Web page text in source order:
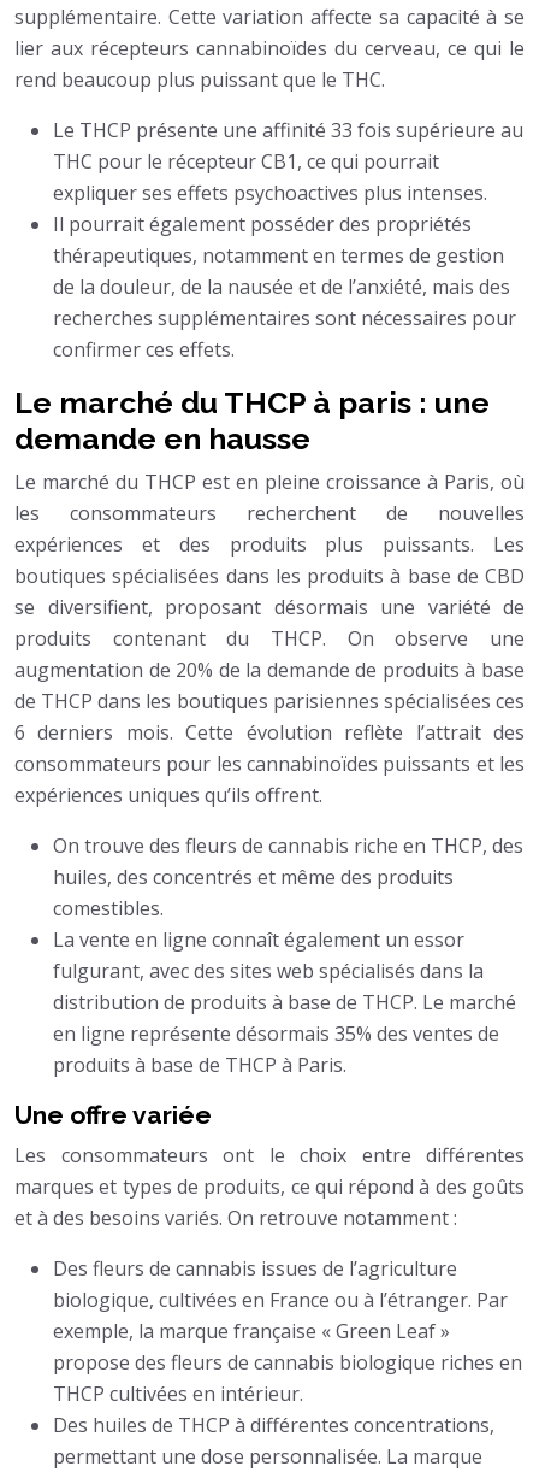
supplémentaire. Cette variation affecte sa capacité à se
lier aux récepteurs cannabinoïdes du cerveau, ce qui le
rend beaucoup plus puissant que le THC.
Le THCP présente une affinité 33 fois supérieure au
THC pour le récepteur CB1, ce qui pourrait
expliquer ses effets psychoactives plus intenses.
Il pourrait également posséder des propriétés
thérapeutiques, notamment en termes de gestion
de la douleur, de la nausée et de l’anxiété, mais des
recherches supplémentaires sont nécessaires pour
confirmer ces effets.
Le marché du THCP à paris : une
demande en hausse
Le marché du THCP est en pleine croissance à Paris, où
les consommateurs recherchent de nouvelles
expériences et des produits plus puissants. Les
boutiques spécialisées dans les produits à base de CBD
se diversifient, proposant désormais une variété de
produits contenant du THCP. On observe une
augmentation de 20% de la demande de produits à base
de THCP dans les boutiques parisiennes spécialisées ces
6 derniers mois. Cette évolution reflète l’attrait des
consommateurs pour les cannabinoïdes puissants et les
expériences uniques qu’ils offrent.
On trouve des fleurs de cannabis riche en THCP, des
huiles, des concentrés et même des produits
comestibles.
La vente en ligne connaît également un essor
fulgurant, avec des sites web spécialisés dans la
distribution de produits à base de THCP. Le marché
en ligne représente désormais 35% des ventes de
produits à base de THCP à Paris.
Une offre variée
Les consommateurs ont le choix entre différentes
marques et types de produits, ce qui répond à des goûts
et à des besoins variés. On retrouve notamment :
Des fleurs de cannabis issues de l’agriculture
biologique, cultivées en France ou à l’étranger. Par
exemple, la marque française « Green Leaf »
propose des fleurs de cannabis biologique riches en
THCP cultivées en intérieur.
Des huiles de THCP à différentes concentrations,
permettant une dose personnalisée. La marque